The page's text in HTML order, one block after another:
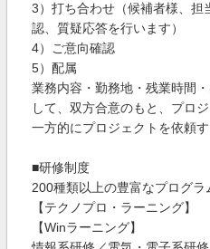
3）打ち合わせ（候補者様、担
認、質疑応答を行います）
4）ご意向確認
5）配属
業務内容・勤務地・残業時間
して、双方合意のもと、プロ
一方的にプロジェクトを依頼
■研修制度
200種類以上の豊富なプログラ
【テクノプロ・ラーニング】
【Winラーニング】